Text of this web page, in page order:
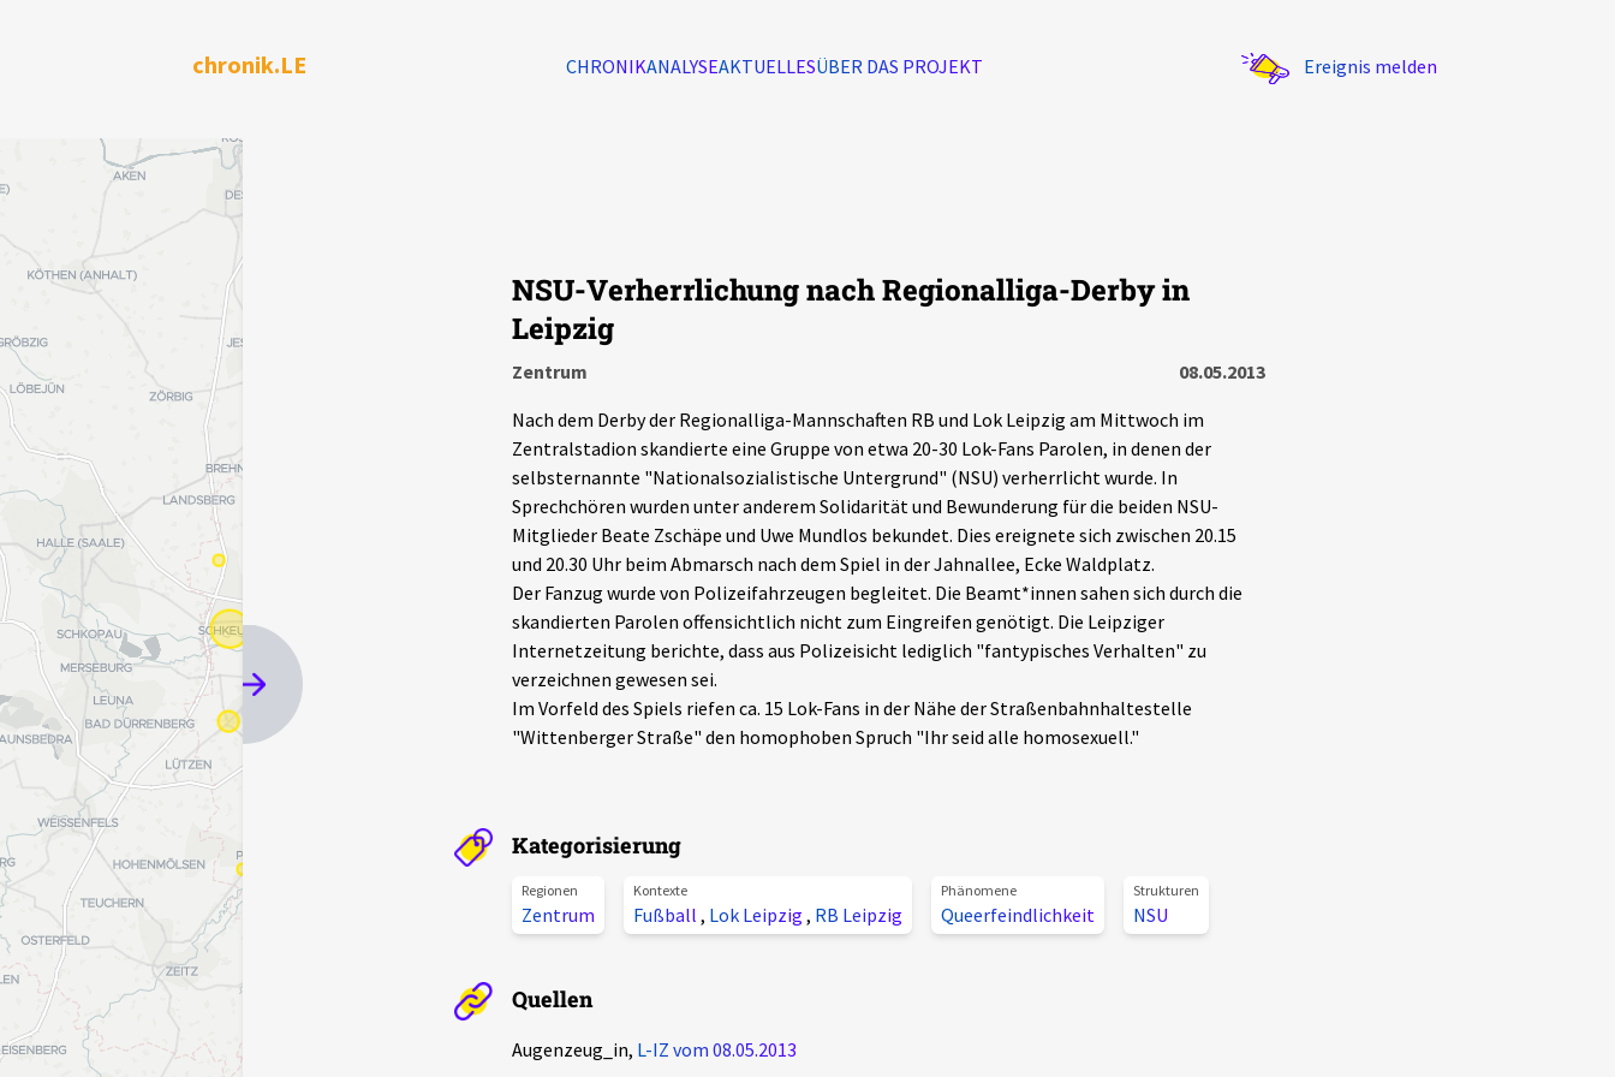
chronik.LE CHRONIKANALYSEAKTUELLESÜBER DAS PROJEKT Ereignis melden
NSU-Verherrlichung nach Regionalliga-Derby in
Leipzig
Zentrum
08.05.2013
Nach dem Derby der Regionalliga-Mannschaften RB und Lok Leipzig am Mittwoch im
Zentralstadion skandierte eine Gruppe von etwa 20-30 Lok-Fans Parolen, in denen der
selbsternannte "Nationalsozialistische Untergrund" (NSU) verherrlicht wurde. In
Sprechchören wurden unter anderem Solidarität und Bewunderung für die beiden NSU-
Mitglieder Beate Zschäpe und Uwe Mundlos bekundet. Dies ereignete sich zwischen 20.15
und 20.30 Uhr beim Abmarsch nach dem Spiel in der Jahnallee, Ecke Waldplatz.
Der Fanzug wurde von Polizeifahrzeugen begleitet. Die Beamt*innen sahen sich durch die
skandierten Parolen offensichtlich nicht zum Eingreifen genötigt. Die Leipziger
Internetzeitung berichte, dass aus Polizeisicht lediglich "fantypisches Verhalten" zu
verzeichnen gewesen sei.
Im Vorfeld des Spiels riefen ca. 15 Lok-Fans in der Nähe der Straßenbahnhaltestelle
"Wittenberger Straße" den homophoben Spruch "Ihr seid alle homosexuell."
Kategorisierung
Regionen
Zentrum
Kontexte
Fußball , Lok Leipzig , RB Leipzig
Phänomene
Queerfeindlichkeit
Strukturen
NSU
Quellen
Augenzeug_in, L-IZ vom 08.05.2013
Ereignisse Statistik